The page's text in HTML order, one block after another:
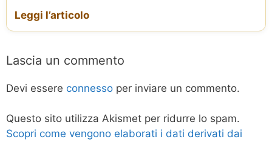
Leggi l’articolo
Lascia un commento
Devi essere connesso per inviare un commento.
Questo sito utilizza Akismet per ridurre lo spam.
Scopri come vengono elaborati i dati derivati dai